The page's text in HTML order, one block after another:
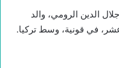
الدين الرومي، والد
في قونية، وسط تركيا.